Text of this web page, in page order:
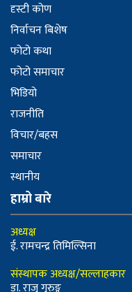
दृस्टी कोण
निर्वाचन बिशेष
फोटो कथा
फोटो समाचार
भिडियो
राजनीति
विचार/बहस
समाचार
स्थानीय
हाम्रो बारे
अध्यक्ष
ई. रामचन्द्र तिमिल्सिना
संस्थापक अध्यक्ष/सल्लाहकार
डा. राजु गुरुङ्ग